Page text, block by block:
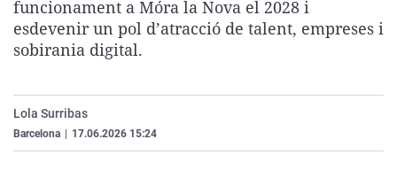
La rosa de los vientos
Caso
Extremadura
Virales
funcionament a Móra la Nova el 2028 i
esdevenir un pol d’atracció de talent, empreses i
sobirania digital.
Lola Surribas
Barcelona 17.06.2026 15:24